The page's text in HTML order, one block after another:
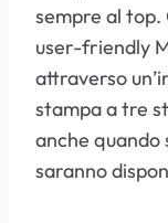
sempre al top.
user-friendly
attraverso
stampa a tre
anche quando
saranno